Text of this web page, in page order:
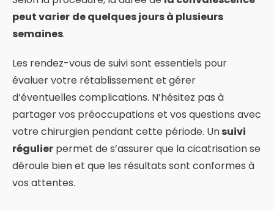
peut varier de quelques jours à plusieurs
semaines.
Les rendez-vous de suivi sont essentiels pour
évaluer votre rétablissement et gérer
d’éventuelles complications. N’hésitez pas à
partager vos préoccupations et vos questions avec
votre chirurgien pendant cette période. Unsuivi
régulier permet de s’assurer que la cicatrisation se
déroule bien et que les résultats sont conformes à
vos attentes.